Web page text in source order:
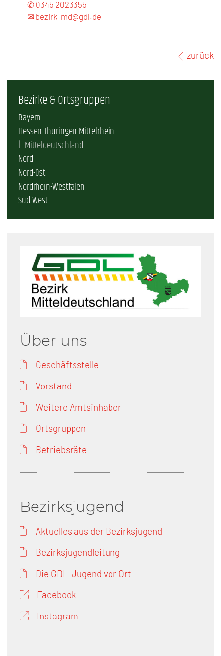
✆ 0345 2023355
✉ bezirk-md@gdl.de
zurück
Bezirke & Ortsgruppen
Bayern
Hessen-Thüringen-Mittelrhein
Mitteldeutschland
Nord
Nord-Ost
Nordrhein-Westfalen
Süd-West
Über uns
Geschäftsstelle
Vorstand
Weitere Amtsinhaber
Ortsgruppen
Betriebsräte
Bezirksjugend
Aktuelles aus der Bezirksjugend
Bezirksjugendleitung
Die GDL-Jugend vor Ort
Facebook
Instagram